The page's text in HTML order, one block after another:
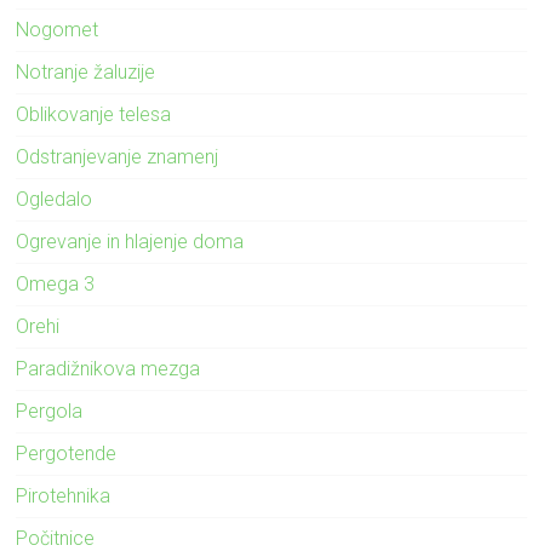
Nogomet
Notranje žaluzije
Oblikovanje telesa
Odstranjevanje znamenj
Ogledalo
Ogrevanje in hlajenje doma
Omega 3
Orehi
Paradižnikova mezga
Pergola
Pergotende
Pirotehnika
Počitnice